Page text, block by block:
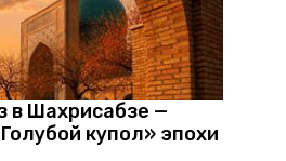
в Шахрисабзе —
купол» эпохи